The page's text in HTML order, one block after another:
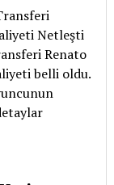
Netleşti
Renato
belli oldu.